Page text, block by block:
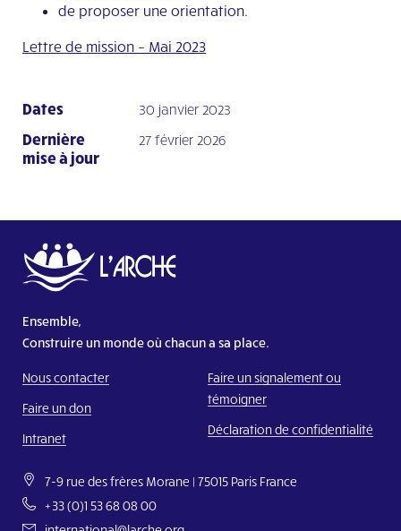
de proposer une orientation.
Lettre de mission – Mai 2023
Dates 30 janvier 2023
Dernière
mise à jour
27 février 2026
Ensemble,
Construire un monde où chacun a sa place.
Nous contacter
Faire un don
Intranet
Faire un signalement ou
témoigner
Déclaration de confidentialité
7-9 rue des frères Morane | 75015 Paris France
+33 (0)1 53 68 08 00